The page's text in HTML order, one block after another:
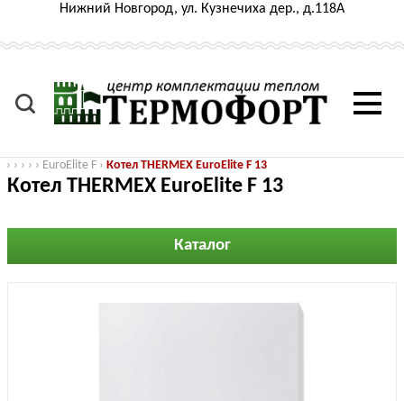
Нижний Новгород, ул. Кузнечиха дер., д.118А
› › › › › EuroElite F › Котел THERMEX EuroElite F 13
Котел THERMEX EuroElite F 13
Каталог